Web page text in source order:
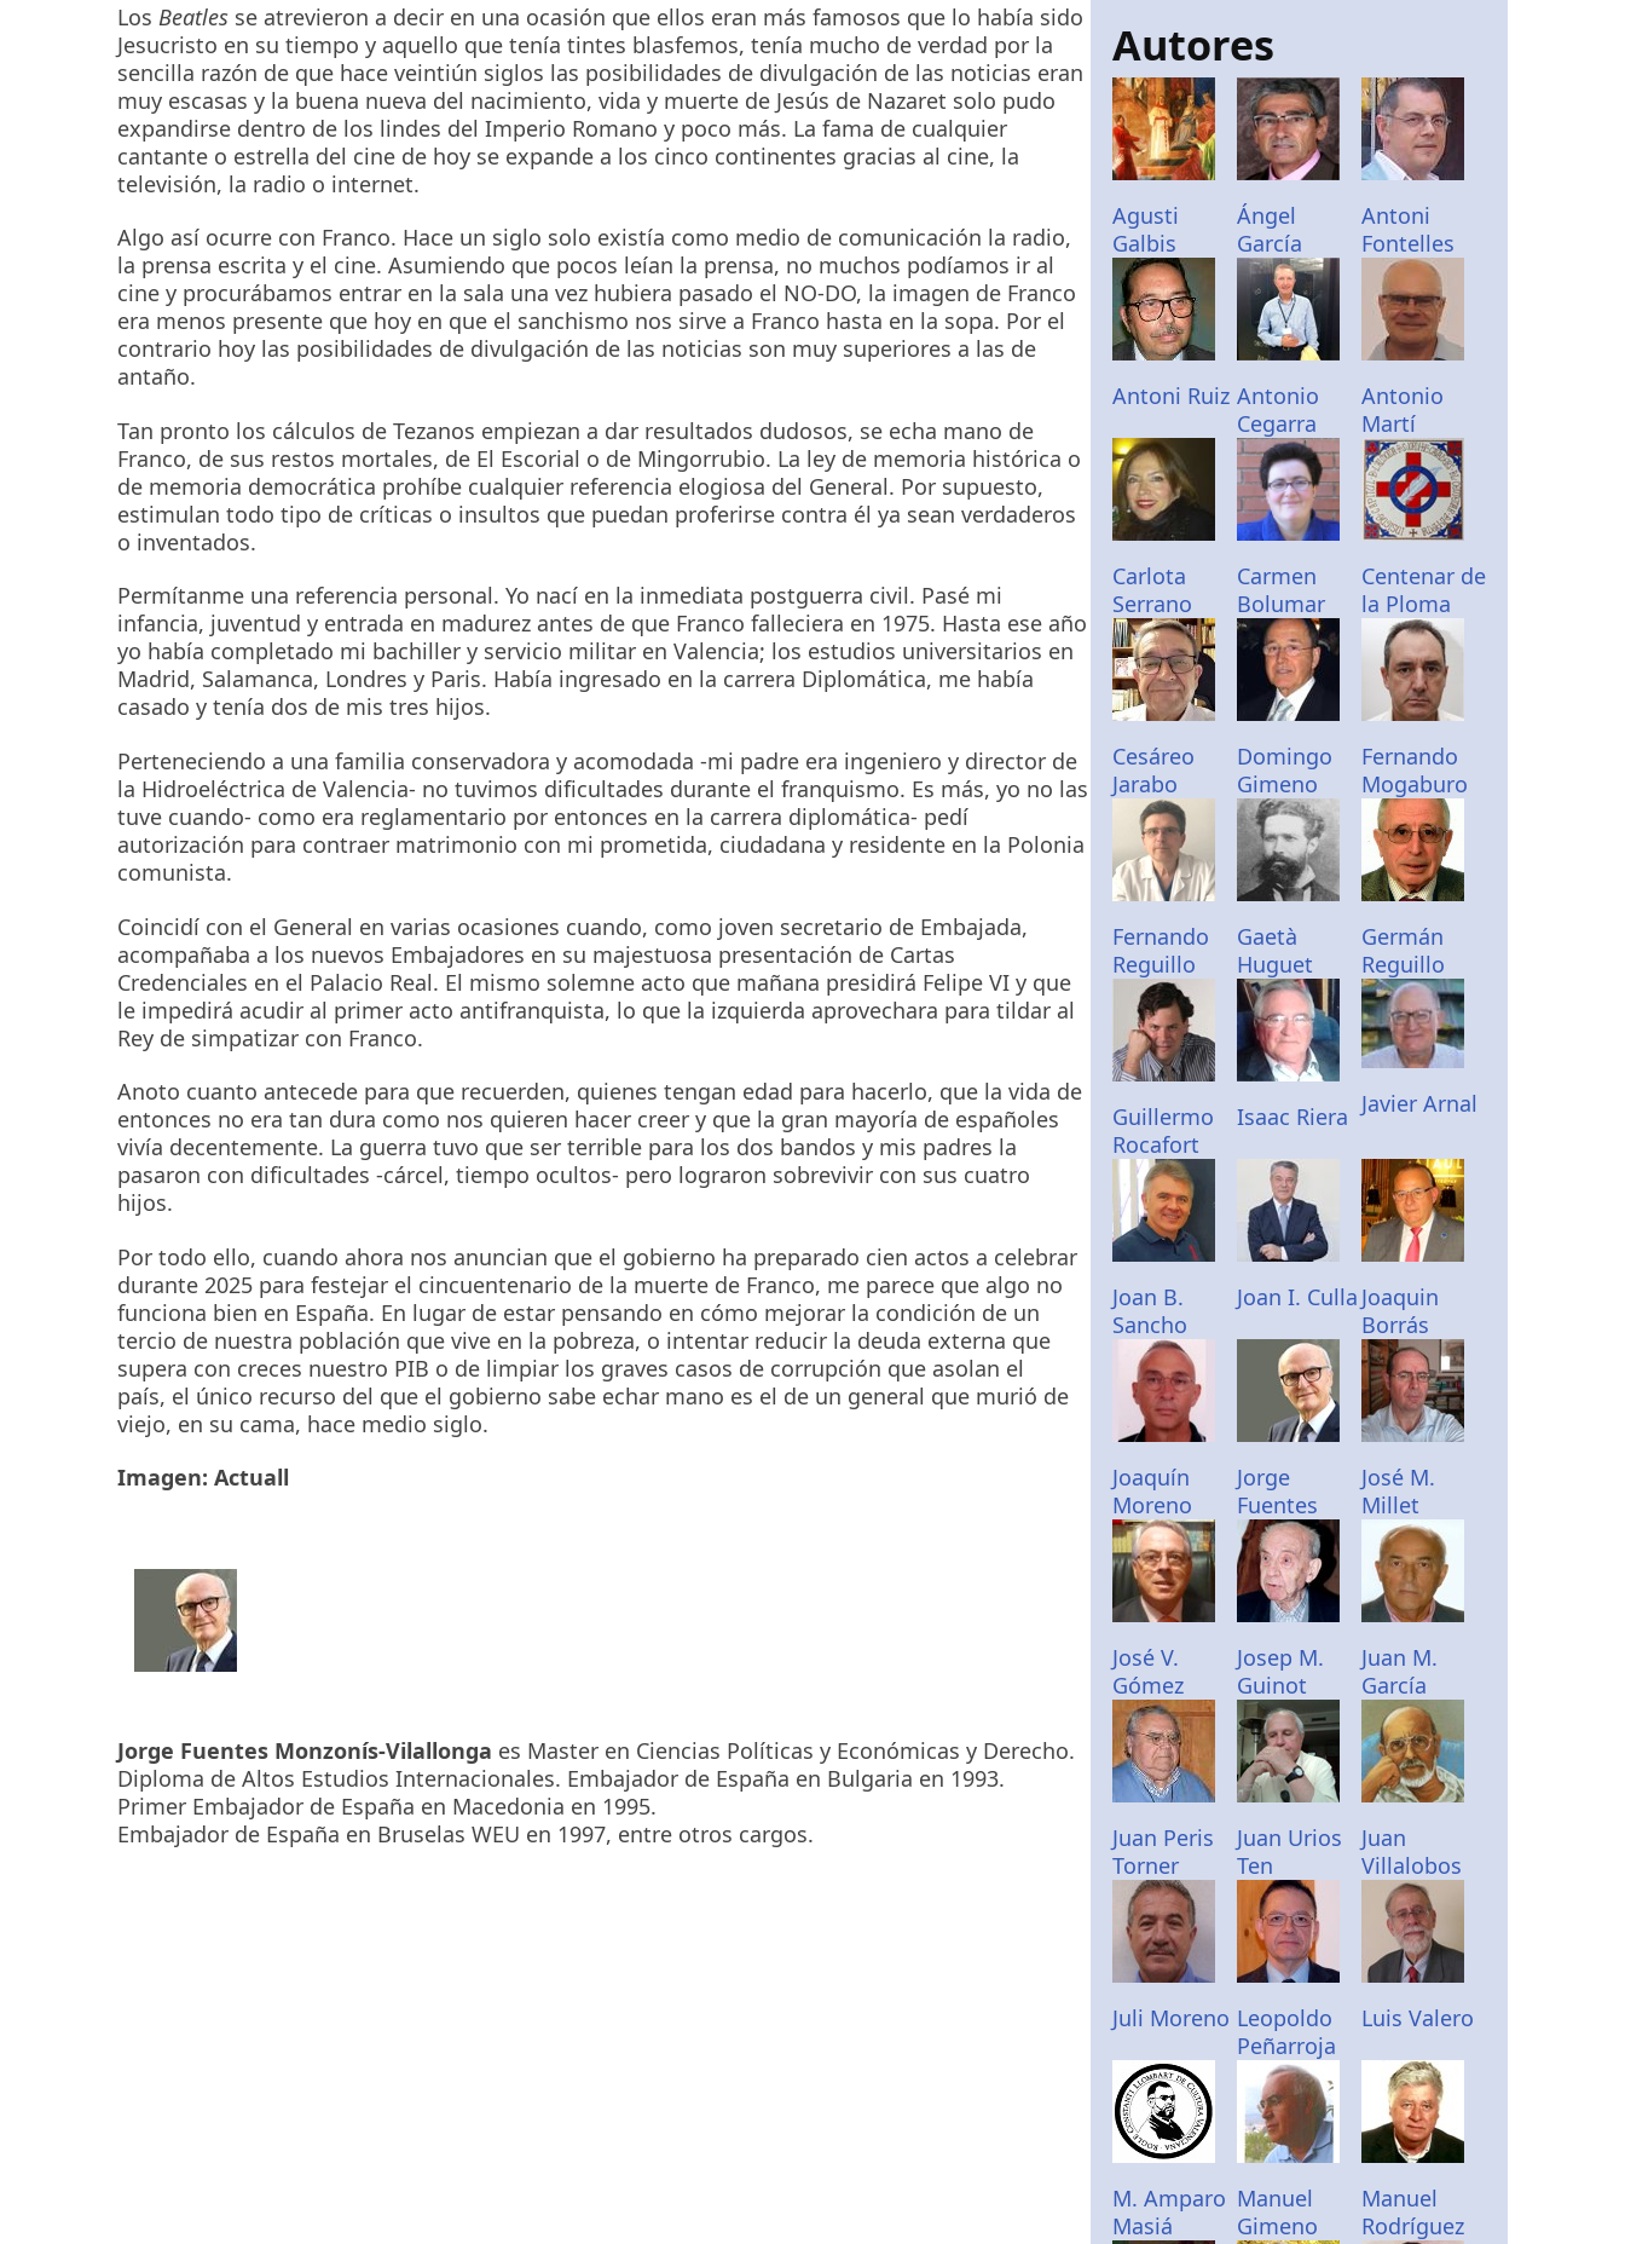
Los Beatles se atrevieron a decir en una ocasión que ellos eran más famosos que lo había sido
Jesucristo en su tiempo y aquello que tenía tintes blasfemos, tenía mucho de verdad por la
sencilla razón de que hace veintiún siglos las posibilidades de divulgación de las noticias eran
muy escasas y la buena nueva del nacimiento, vida y muerte de Jesús de Nazaret solo pudo
expandirse dentro de los lindes del Imperio Romano y poco más. La fama de cualquier
cantante o estrella del cine de hoy se expande a los cinco continentes gracias al cine, la
televisión, la radio o internet.
Algo así ocurre con Franco. Hace un siglo solo existía como medio de comunicación la radio,
la prensa escrita y el cine. Asumiendo que pocos leían la prensa, no muchos podíamos ir al
cine y procurábamos entrar en la sala una vez hubiera pasado el NO-DO, la imagen de Franco
era menos presente que hoy en que el sanchismo nos sirve a Franco hasta en la sopa. Por el
contrario hoy las posibilidades de divulgación de las noticias son muy superiores a las de
antaño.
Tan pronto los cálculos de Tezanos empiezan a dar resultados dudosos, se echa mano de
Franco, de sus restos mortales, de El Escorial o de Mingorrubio. La ley de memoria histórica o
de memoria democrática prohíbe cualquier referencia elogiosa del General. Por supuesto,
estimulan todo tipo de críticas o insultos que puedan proferirse contra él ya sean verdaderos
o inventados.
Permítanme una referencia personal. Yo nací en la inmediata postguerra civil. Pasé mi
infancia, juventud y entrada en madurez antes de que Franco falleciera en 1975. Hasta ese año
yo había completado mi bachiller y servicio militar en Valencia; los estudios universitarios en
Madrid, Salamanca, Londres y Paris. Había ingresado en la carrera Diplomática, me había
casado y tenía dos de mis tres hijos.
Perteneciendo a una familia conservadora y acomodada -mi padre era ingeniero y director de
la Hidroeléctrica de Valencia- no tuvimos dificultades durante el franquismo. Es más, yo no las
tuve cuando- como era reglamentario por entonces en la carrera diplomática- pedí
autorización para contraer matrimonio con mi prometida, ciudadana y residente en la Polonia
comunista.
Coincidí con el General en varias ocasiones cuando, como joven secretario de Embajada,
acompañaba a los nuevos Embajadores en su majestuosa presentación de Cartas
Credenciales en el Palacio Real. El mismo solemne acto que mañana presidirá Felipe VI y que
le impedirá acudir al primer acto antifranquista, lo que la izquierda aprovechara para tildar al
Rey de simpatizar con Franco.
Anoto cuanto antecede para que recuerden, quienes tengan edad para hacerlo, que la vida de
entonces no era tan dura como nos quieren hacer creer y que la gran mayoría de españoles
vivía decentemente. La guerra tuvo que ser terrible para los dos bandos y mis padres la
pasaron con dificultades -cárcel, tiempo ocultos- pero lograron sobrevivir con sus cuatro
hijos.
Por todo ello, cuando ahora nos anuncian que el gobierno ha preparado cien actos a celebrar
durante 2025 para festejar el cincuentenario de la muerte de Franco, me parece que algo no
funciona bien en España. En lugar de estar pensando en cómo mejorar la condición de un
tercio de nuestra población que vive en la pobreza, o intentar reducir la deuda externa que
supera con creces nuestro PIB o de limpiar los graves casos de corrupción que asolan el
país, el único recurso del que el gobierno sabe echar mano es el de un general que murió de
viejo, en su cama, hace medio siglo.
Imagen: Actuall
Jorge Fuentes Monzonís-Vilallonga es Master en Ciencias Políticas y Económicas y Derecho.
Diploma de Altos Estudios Internacionales. Embajador de España en Bulgaria en 1993.
Primer Embajador de España en Macedonia en 1995.
Embajador de España en Bruselas WEU en 1997, entre otros cargos.
Autores
Agusti
Galbis
Ángel
García
Antoni
Fontelles
Antoni Ruiz Antonio
Cegarra
Antonio
Martí
Carlota
Serrano
Carmen
Bolumar
Centenar de
la Ploma
Cesáreo
Jarabo
Domingo
Gimeno
Fernando
Mogaburo
Fernando
Reguillo
Gaetà
Huguet
Germán
Reguillo
Guillermo
Rocafort
Isaac Riera Javier Arnal
Joan B.
Sancho
Joan I. Culla Joaquin
Borrás
Joaquín
Moreno
Jorge
Fuentes
José M.
Millet
José V.
Gómez
Josep M.
Guinot
Juan M.
García
Juan Peris
Torner
Juan Urios
Ten
Juan
Villalobos
Juli Moreno Leopoldo
Peñarroja
Luis Valero
M. Amparo
Masiá
Manuel
Gimeno
Manuel
Rodríguez